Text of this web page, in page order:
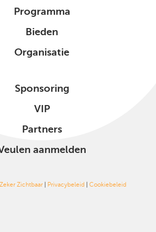
Programma
Bieden
Organisatie
Sponsoring
VIP
Partners
aanmelden
Zeker Zichtbaar | Privacybeleid | Cookiebeleid